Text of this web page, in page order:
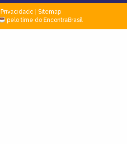
Privacidade
Sitemap
pelo time do EncontraBrasil